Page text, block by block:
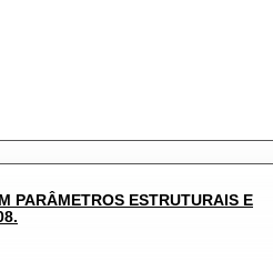
PARÂMETROS ESTRUTURAIS E